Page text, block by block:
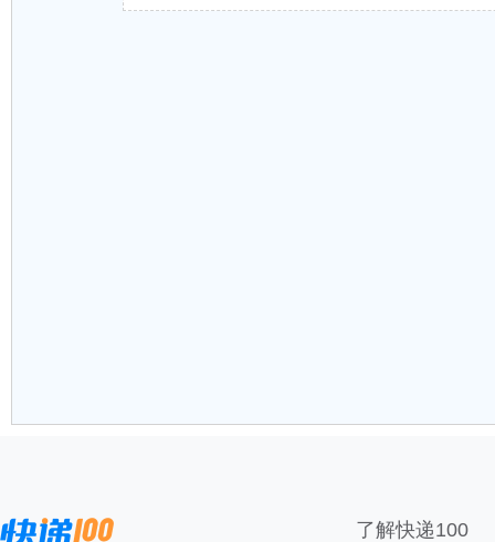
了解快递100